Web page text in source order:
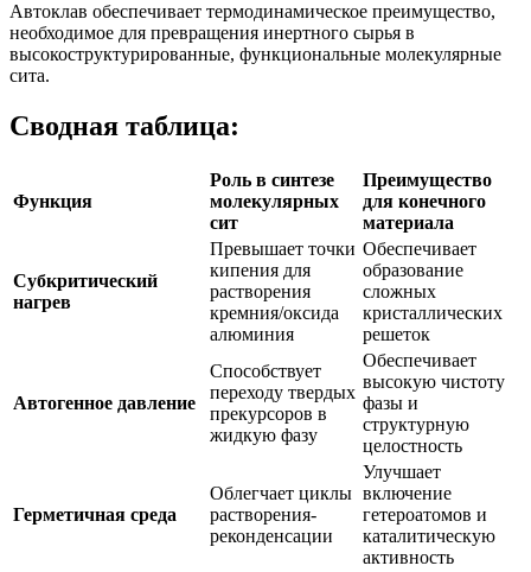
Автоклав обеспечивает термодинамическое преимущество,
необходимое для превращения инертного сырья в
высокоструктурированные, функциональные молекулярные
сита.
Сводная таблица:
Функция
Роль в синтезе
молекулярных
сит
Преимущество
для конечного
материала
Субкритический
нагрев
Превышает точки
кипения для
растворения
кремния/оксида
алюминия
Обеспечивает
образование
сложных
кристаллических
решеток
Автогенное давление
Способствует
переходу твердых
прекурсоров в
жидкую фазу
Обеспечивает
высокую чистоту
фазы и
структурную
целостность
Герметичная среда
Облегчает циклы
растворения-
реконденсации
Улучшает
включение
гетероатомов и
каталитическую
активность